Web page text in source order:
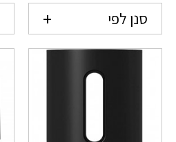
סנן לפי